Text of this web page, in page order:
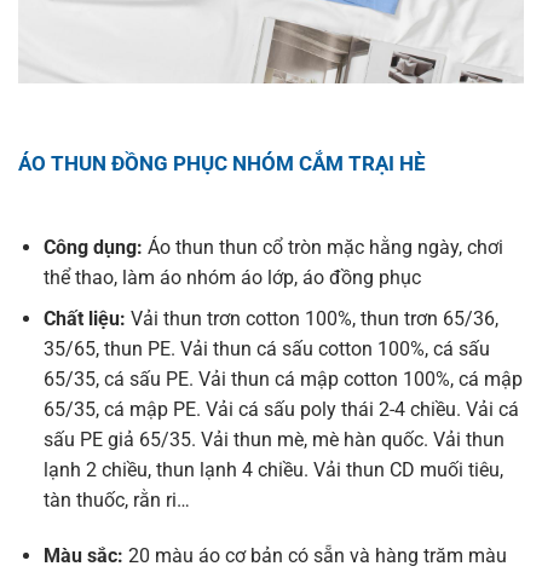
ÁO THUN ĐỒNG PHỤC NHÓM CẮM TRẠI HÈ
Công dụng: Áo thun thun cổ tròn mặc hằng ngày, chơi
thể thao, làm áo nhóm áo lớp, áo đồng phục
Chất liệu: Vải thun trơn cotton 100%, thun trơn 65/36,
35/65, thun PE. Vải thun cá sấu cotton 100%, cá sấu
65/35, cá sấu PE. Vải thun cá mập cotton 100%, cá mập
65/35, cá mập PE. Vải cá sấu poly thái 2-4 chiều. Vải cá
sấu PE giả 65/35. Vải thun mè, mè hàn quốc. Vải thun
lạnh 2 chiều, thun lạnh 4 chiều. Vải thun CD muối tiêu,
tàn thuốc, rằn ri…
Màu sắc: 20 màu áo cơ bản có sẵn và hàng trăm màu